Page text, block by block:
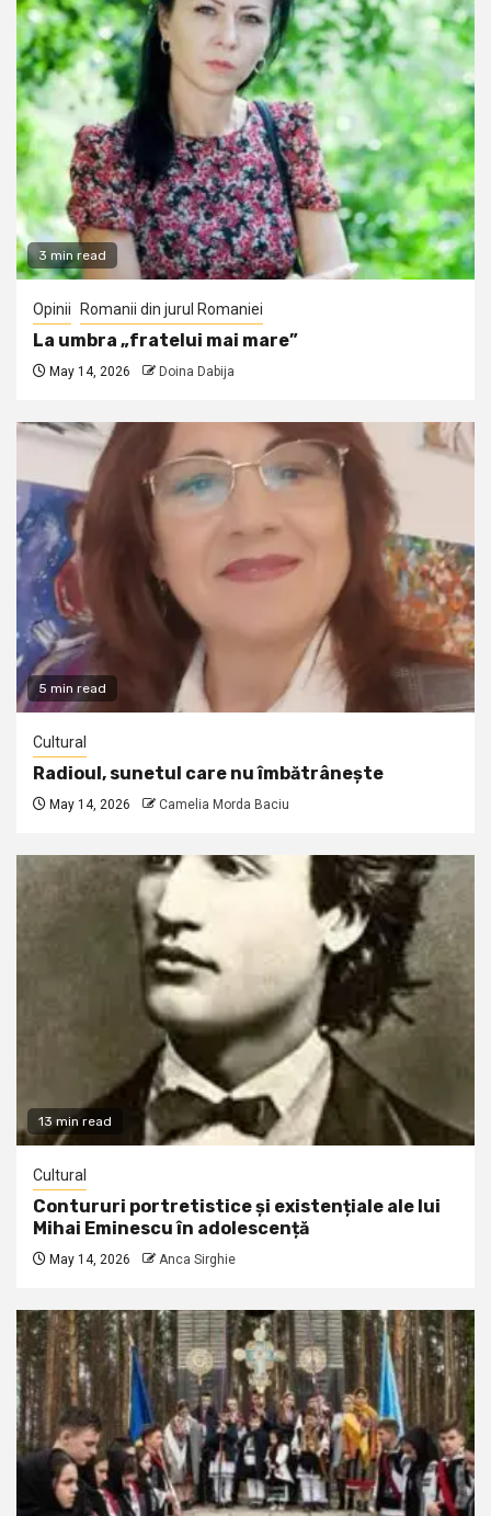
3 min read
Opinii Romanii din jurul Romaniei
La umbra „fratelui mai mare”
May 14, 2026 Doina Dabija
5 min read
Cultural
Radioul, sunetul care nu îmbătrânește
May 14, 2026 Camelia Morda Baciu
13 min read
Cultural
Contururi portretistice și existențiale ale lui
Mihai Eminescu în adolescență
May 14, 2026 Anca Sirghie